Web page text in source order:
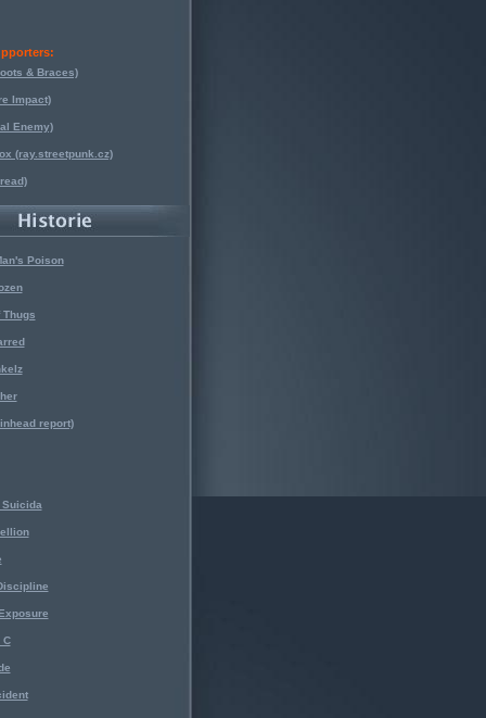
& Braces)
Impact)
Enemy)
(ray.streetpunk.cz)
Poison
Thugs
report)
Suicida
C